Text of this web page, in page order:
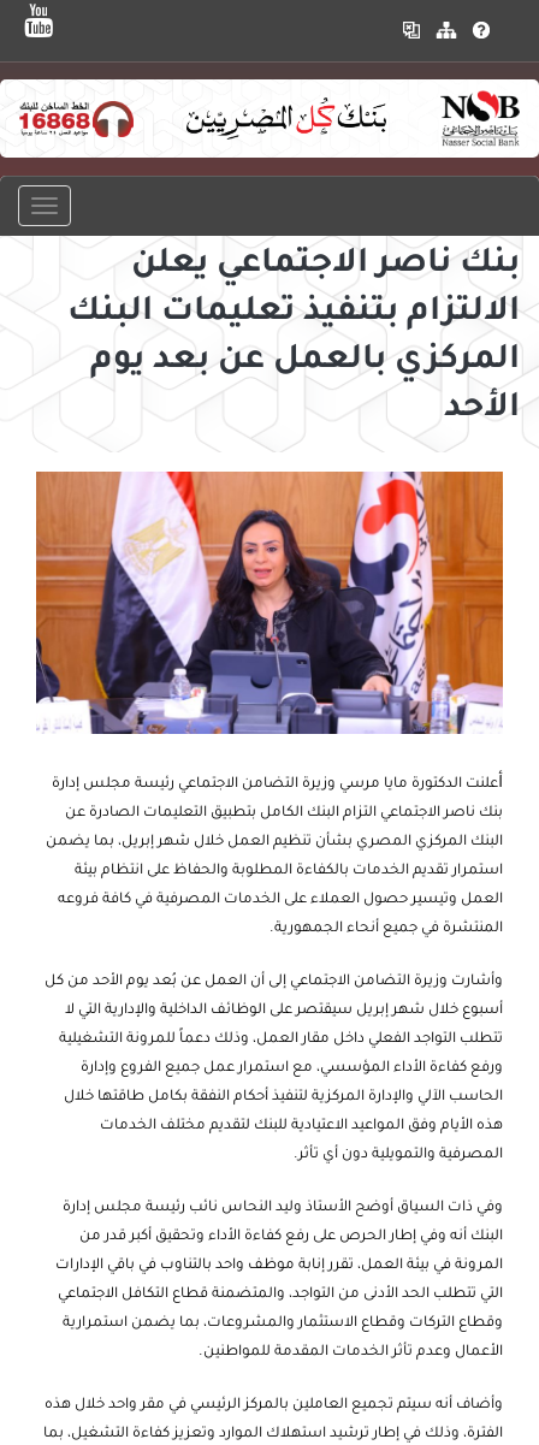
بنك ناصر الاجتماعي يعلن
الالتزام بتنفيذ تعليمات البنك
المركزي بالعمل عن بعد يوم
الأحد
أعلنت الدكتورة مايا مرسي وزيرة التضامن الاجتماعي رئيسة مجلس إدارة
بنك ناصر الاجتماعي التزام البنك الكامل بتطبيق التعليمات الصادرة عن
البنك المركزي المصري بشأن تنظيم العمل خلال شهر إبريل، بما يضمن
استمرار تقديم الخدمات بالكفاءة المطلوبة والحفاظ على انتظام بيئة
العمل وتيسير حصول العملاء على الخدمات المصرفية في كافة فروعه
المنتشرة في جميع أنحاء الجمهورية.
وأشارت وزيرة التضامن الاجتماعي إلى أن العمل عن بُعد يوم الأحد من كل
أسبوع خلال شهر إبريل سيقتصر على الوظائف الداخلية والإدارية التي لا
تتطلب التواجد الفعلي داخل مقار العمل، وذلك دعماً للمرونة التشغيلية
ورفع كفاءة الأداء المؤسسي، مع استمرار عمل جميع الفروع وإدارة
الحاسب الآلي والإدارة المركزية لتنفيذ أحكام النفقة بكامل طاقتها خلال
هذه الأيام وفق المواعيد الاعتيادية للبنك لتقديم مختلف الخدمات
المصرفية والتمويلية دون أي تأثر.
وفي ذات السياق أوضح الأستاذ وليد النحاس نائب رئيسة مجلس إدارة
البنك أنه وفي إطار الحرص على رفع كفاءة الأداء وتحقيق أكبر قدر من
المرونة في بيئة العمل، تقرر إنابة موظف واحد بالتناوب في باقي الإدارات
التي تتطلب الحد الأدنى من التواجد، والمتضمنة قطاع التكافل الاجتماعي
وقطاع التركات وقطاع الاستثمار والمشروعات، بما يضمن استمرارية
الأعمال وعدم تأثر الخدمات المقدمة للمواطنين.
وأضاف أنه سيتم تجميع العاملين بالمركز الرئيسي في مقر واحد خلال هذه
الفترة، وذلك في إطار ترشيد استهلاك الموارد وتعزيز كفاءة التشغيل، بما